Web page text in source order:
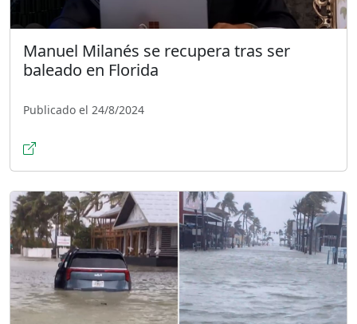
Manuel Milanés se recupera tras ser
baleado en Florida
Publicado el 24/8/2024